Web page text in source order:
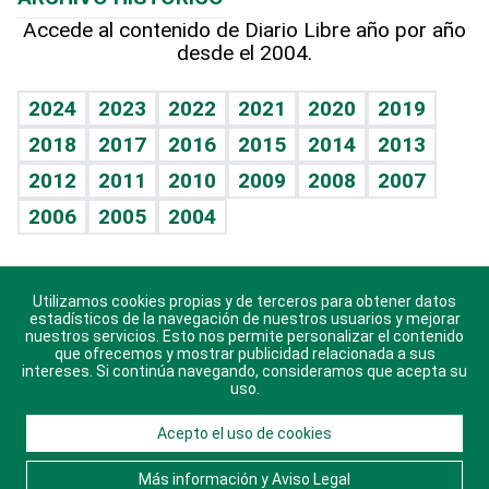
Hablando con el pediatra
Vida y familia
Eñe
Celebrando la vida
Sin complejos
En pocas palabras
Escuchando al corazón
Economía Personal
TBT Deportivo
Más firmas
Hecho en casa
Guía del dinero
Cumpleaños
Horóscopos
Crucigramas
Accede al contenido de Diario Libre año por año
desde el 2004.
2024 2023 2022 2021 2020
2019
2018
2017 2016 2015 2014
2013
2012
2011 2010 2009 2008
2007
2006
2005 2004
Descarga nuestras aplicaciones para Android, iOS y
sistema Huawei.
© 2021 Diario Libre, todos los derechos reservados.
Consulta elAviso Legal. Ponte en Contacto
Utilizamos cookies propias y de terceros para obtener datos
estadísticos de la navegación de nuestros usuarios y mejorar
nuestros servicios. Esto nos permite personalizar el contenido
que ofrecemos y mostrar publicidad relacionada a sus
intereses. Si continúa navegando, consideramos que acepta su
uso.
Acepto el uso de cookies
Más información y Aviso Legal